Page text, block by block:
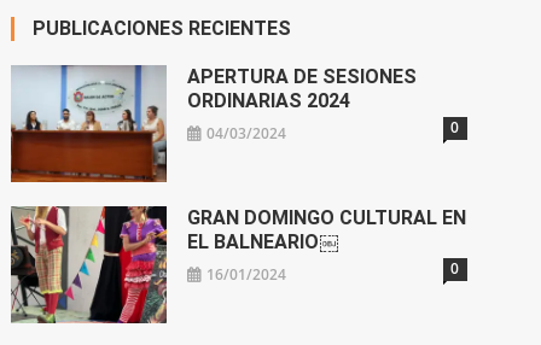
PUBLICACIONES RECIENTES
APERTURA DE SESIONES
ORDINARIAS 2024
04/03/2024 0
GRAN DOMINGO CULTURAL EN
EL BALNEARIO￼
16/01/2024 0